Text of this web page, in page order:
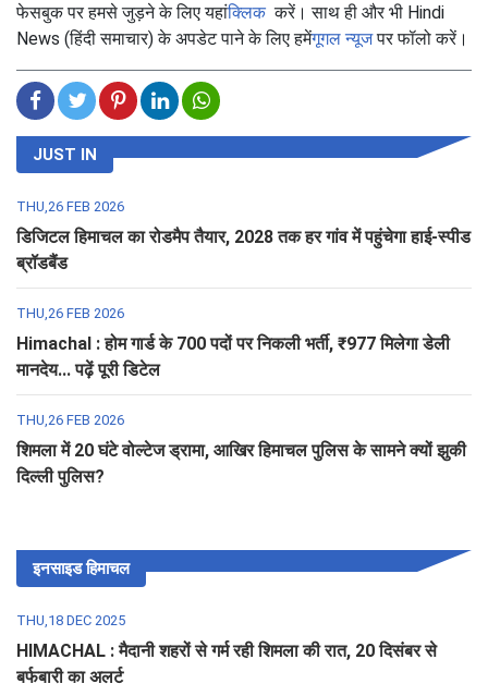
फेसबुक पर हमसे जुड़ने के लिए यहांक्लिककरें। साथ ही और भी Hindi
News (हिंदी समाचार) के अपडेट पाने के लिए हमेंगूगल न्यूजपर फॉलो करें।
JUST IN
THU,26 FEB 2026
डिजिटल हिमाचल का रोडमैप तैयार, 2028 तक हर गांव में पहुंचेगा हाई-स्पीड
ब्रॉडबैंड
THU,26 FEB 2026
Himachal : होम गार्ड के 700 पदों पर निकली भर्ती, ₹977 मिलेगा डेली
मानदेय... पढ़ें पूरी डिटेल
THU,26 FEB 2026
शिमला में 20 घंटे वोल्टेज ड्रामा, आखिर हिमाचल पुलिस के सामने क्यों झुकी
दिल्ली पुलिस?
इनसाइड हिमाचल
THU,18 DEC 2025
HIMACHAL : मैदानी शहरों से गर्म रही शिमला की रात, 20 दिसंबर से
बर्फबारी का अलर्ट